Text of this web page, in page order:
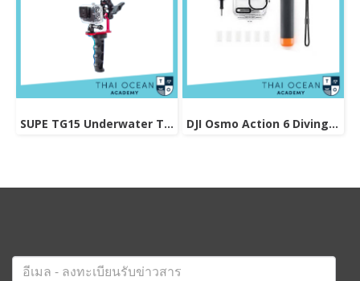
SUPE TG15 Underwater Tray For Gopro / Action Camera DJI Osmo Action 6 Diving Accessory